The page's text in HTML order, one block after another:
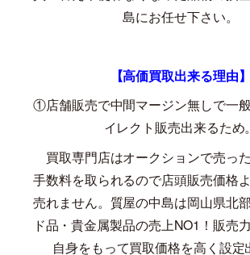
島にお任せ下さい。
【高価買取出来る理由】
①店舗販売で中間マージン無しで一
イレクト販売出来るため。
買取専門店はオークションで売った
手数料を取られるので店頭販売価格
売れません。質屋の中島は岡山県北
ド品・貴金属製品の売上NO1 ！販売
自身をもって買取価格を高く設定